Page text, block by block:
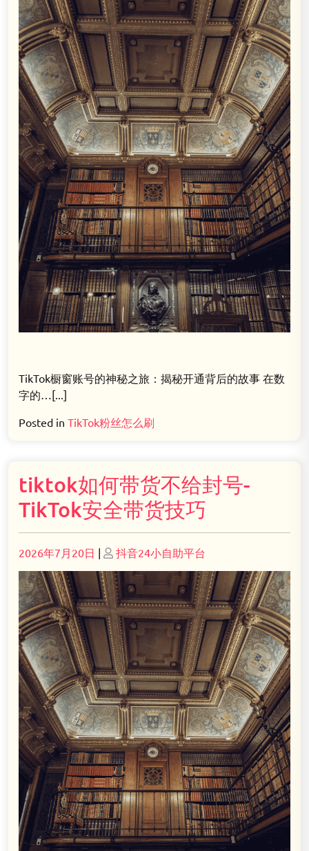
TikTok橱窗账号的神秘之旅：揭秘开通背后的故事 在数
字的…[...]
Posted in TikTok粉丝怎么刷
tiktok如何带货不给封号-
TikTok安全带货技巧
Posted
on
2026年7月20日 | Posted
on
抖音24小自助平台